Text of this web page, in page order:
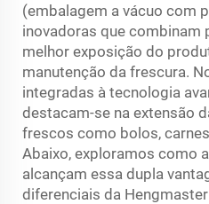
(embalagem a vácuo com
inovadoras que combinam
melhor exposição do
manutenção da frescura.
integradas à tecnologia
destacam-se na extensão
frescos como bolos,
Abaixo, exploramos como
alcançam essa dupla
diferenciais da